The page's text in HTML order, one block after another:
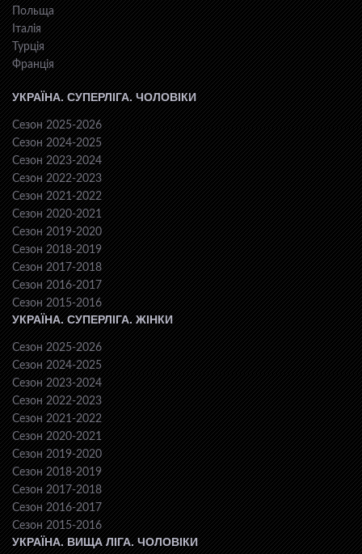
Польща
Італія
Турція
Франція
УКРАЇНА. СУПЕРЛІГА. ЧОЛОВІКИ
Сезон 2025-2026
Сезон 2024-2025
Сезон 2023-2024
Сезон 2022-2023
Сезон 2021-2022
Сезон 2020-2021
Сезон 2019-2020
Сезон 2018-2019
Сезон 2017-2018
Сезон 2016-2017
Сезон 2015-2016
УКРАЇНА. СУПЕРЛІГА. ЖІНКИ
Сезон 2025-2026
Сезон 2024-2025
Сезон 2023-2024
Сезон 2022-2023
Сезон 2021-2022
Сезон 2020-2021
Сезон 2019-2020
Сезон 2018-2019
Сезон 2017-2018
Сезон 2016-2017
Сезон 2015-2016
УКРАЇНА. ВИЩА ЛІГА. ЧОЛОВІКИ